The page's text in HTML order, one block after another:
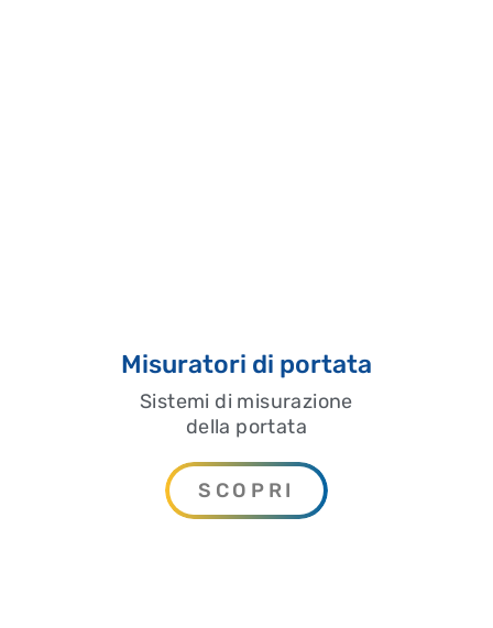
Misuratori di portata
Sistemi di misurazione
della portata
SCOPRI